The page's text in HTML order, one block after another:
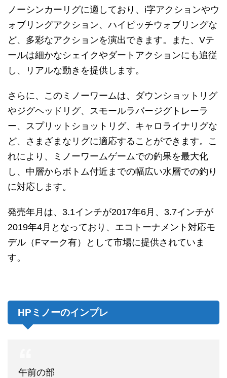
ノーシンカーリグに適しており、i字アクションやウ
ォブリングアクション、ハイピッチウォブリングな
ど、多彩なアクションを演出できます。また、Vテ
ールは細かなシェイクやダートアクションにも追従
し、リアルな動きを提供します。
さらに、このミノーワームは、ダウンショットリグ
やジグヘッドリグ、スモールラバージグトレーラ
ー、スプリットショットリグ、キャロライナリグな
ど、さまざまなリグに適応することができます。こ
れにより、ミノーワームゲームでの釣果を最大化
し、中層からボトム付近までの幅広い水層での釣り
に対応します。
発売年月は、3.1インチが2017年6月、3.7インチが
2019年4月となっており、エコトーナメント対応モ
デル（Fマーク有）として市場に提供されていま
す。
HPミノーのインプレ
午前の部